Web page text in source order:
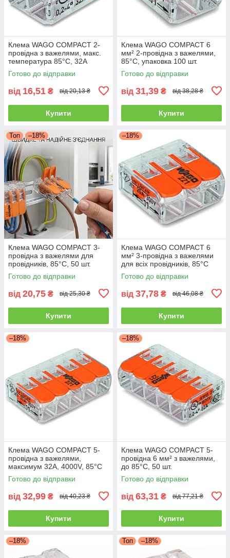
Клема WAGO COMPACT 2-
провідна з важелями, макс.
температура 85°C, 32A
Готово до відправки
від 16,51 ₴ від 20,13 ₴
Купити
Клема WAGO COMPACT 6
мм² 2-провідна з важелями,
85°C, упаковка 100 шт.
Готово до відправки
від 31,39 ₴ від 38,28 ₴
Купити
Топ –18%
Клема WAGO COMPACT 3-
провідна з важелями для
провідників, 85°C, 50 шт.
Готово до відправки
від 20,75 ₴ від 25,30 ₴
Купити
–18%
Клема WAGO COMPACT 6
мм² 3-провідна з важелями
для всіх провідників, 85°C
Готово до відправки
від 37,78 ₴ від 46,08 ₴
Купити
–18%
Клема WAGO COMPACT 5-
провідна з важелями,
максимум 32A, 4000V, 85°C
Готово до відправки
від 32,99 ₴ від 40,23 ₴
Купити
–18%
Клема WAGO COMPACT 5-
провідна 6 мм² з важелями,
до 85°C, 50 шт.
Готово до відправки
від 63,31 ₴ від 77,21 ₴
Купити
–18% Топ –18%